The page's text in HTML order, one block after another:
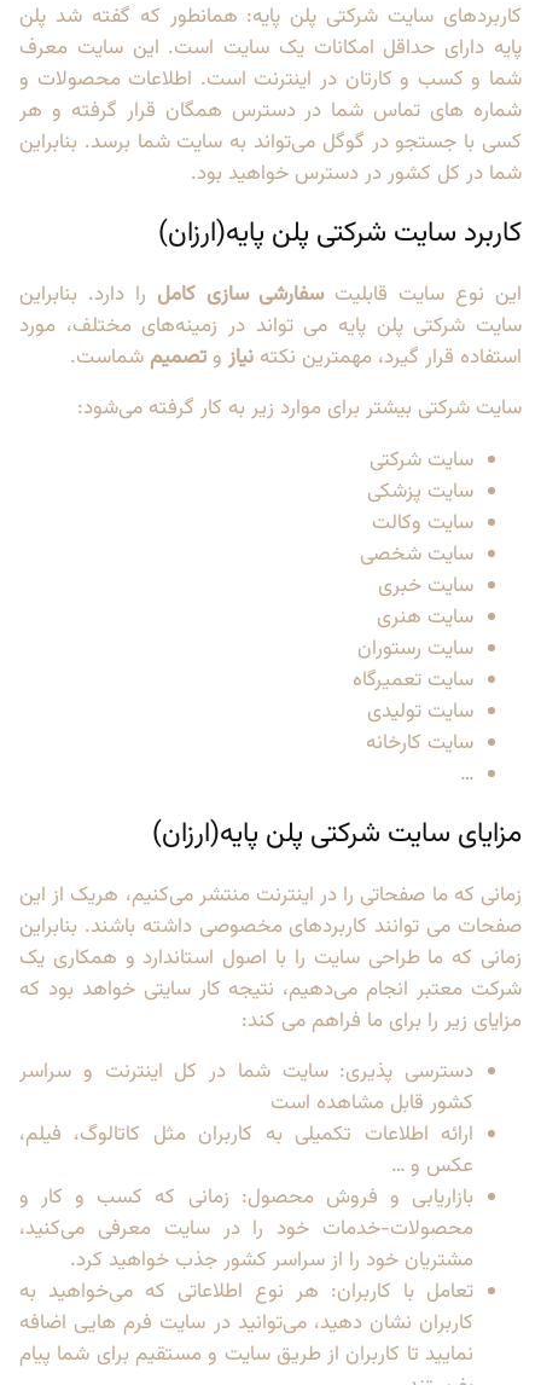
کاربرد‌های سایت شرکتی پلن پایه: همانطور که گفته شد پلن
پایه دارای حداقل امکانات یک سایت است. این سایت معرف
شما و کسب و کارتان در اینترنت است. اطلاعات محصولات و
شماره های تماس شما در دسترس همگان قرار گرفته و هر
کسی با جستجو در گوگل می‌تواند به سایت شما برسد. بنابراین
شما در کل کشور در دسترس خواهید بود.
کاربرد سایت شرکتی پلن پایه(ارزان)
این نوع سایت قابلیتسفارشی سازی کامل را دارد. بنابراین
سایت شرکتی پلن پایه می تواند در زمینه‌های مختلف، مورد
استفاده قرار گیرد، مهمترین نکته نیاز و تصمیم شماست.
سایت شرکتی بیشتر برای موارد زیر به کار گرفته می‌شود:
سایت شرکتی
سایت پزشکی
سایت وکالت
سایت شخصی
سایت خبری
سایت هنری
سایت رستوران
سایت تعمیرگاه
سایت تولیدی
سایت کارخانه
…
مزایای سایت شرکتی پلن پایه(ارزان)
زمانی که ما صفحاتی را در اینترنت منتشر می‌کنیم، هر‌یک از این
صفحات می توانند کاربرد‌های مخصوصی داشته باشند. بنابراین
زمانی که ما طراحی سایت را با اصول استاندارد و همکاری یک
شرکت معتبر انجام می‌دهیم، نتیجه کار سایتی خواهد بود که
مزایای زیر را برای ما فراهم می کند:
دسترسی پذیری: سایت شما در کل اینترنت و سراسر
کشور قابل مشاهده است
ارائه اطلاعات تکمیلی به کاربران مثل کاتالوگ، فیلم،
عکس و …
بازاریابی و فروش محصول: زمانی که کسب و کار و
محصولات-خدمات خود را در سایت معرفی می‌کنید،
مشتریان خود را از سراسر کشور جذب خواهید کرد.
تعامل با کاربران: هر نوع اطلاعاتی که می‌خواهید به
کاربران نشان دهید، می‌توانید در سایت فرم هایی اضافه
نمایید تا کاربران از طریق سایت و مستقیم برای شما پیام